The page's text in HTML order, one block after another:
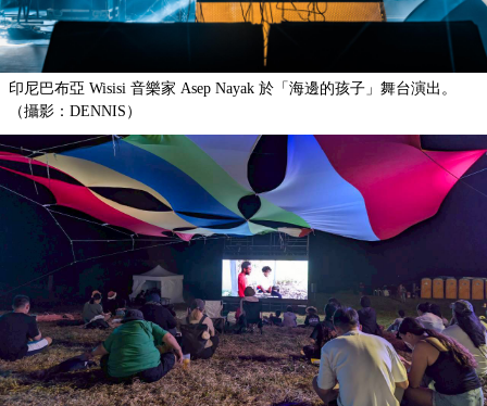
印尼巴布亞 Wisisi 音樂家 Asep Nayak 於「海邊的孩子」舞台演出。
（攝影：DENNIS）